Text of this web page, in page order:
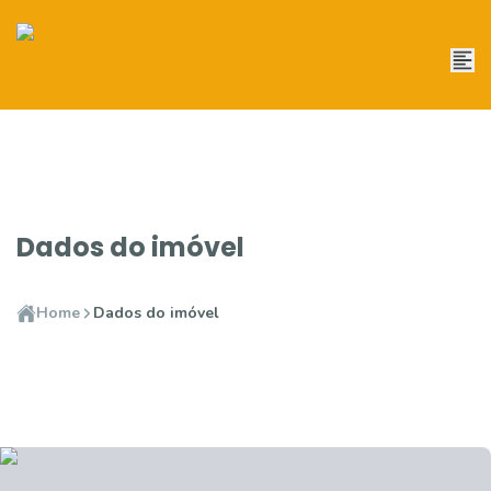
Dados do imóvel
Home Dados do imóvel